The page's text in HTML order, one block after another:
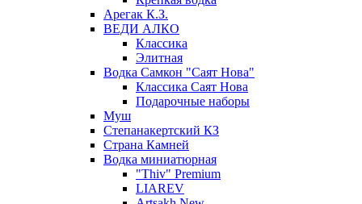
Арегак К.З.
ВЕДИ АЛКО
Классика
Элитная
Водка Самкон "Саят Нова"
Классика Саят Нова
Подарочные наборы
Муш
Степанакертский КЗ
Страна Камней
Водка миниатюрная
"Thiv" Premium
LIAREV